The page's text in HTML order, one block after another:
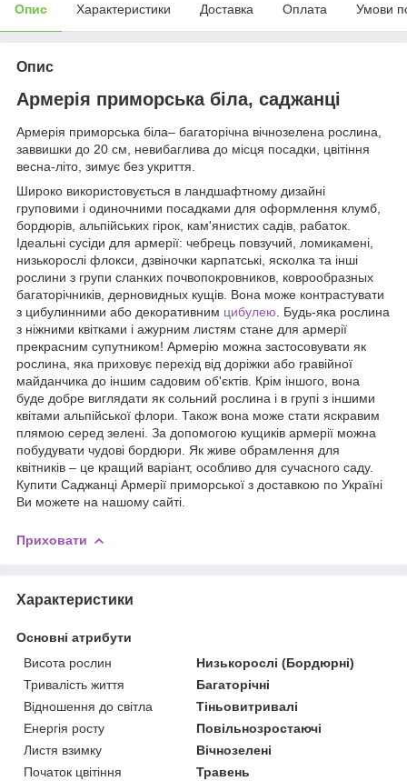
Опис Характеристики Доставка Оплата Умови
Опис
Армерія приморська біла, саджанці
Армерія приморська біла– багаторічна вічнозелена рослина,
заввишки до 20 см, невибаглива до місця посадки, цвітіння
весна-літо, зимує без укриття.
Широко використовується в ландшафтному дизайні
груповими і одиночними посадками для оформлення клумб,
бордюрів, альпійських гірок, кам'янистих садів, рабаток.
Ідеальні сусіди для армерії: чебрець повзучий, ломикамені,
низькорослі флокси, дзвіночки карпатські, ясколка та інші
рослини з групи сланких почвопокровников, коврообразных
багаторічників, дерновидных кущів. Вона може контрастувати
з цибулинними або декоративним цибулею . Будь-яка рослина
з ніжними квітками і ажурним листям стане для армерії
прекрасним супутником! Армерію можна застосовувати як
рослина, яка приховує перехід від доріжки або гравійної
майданчика до іншим садовим об'єктів. Крім іншого, вона
буде добре виглядати як сольний рослина і в групі з іншими
квітами альпійської флори. Також вона може стати яскравим
плямою серед зелені. За допомогою кущиків армерії можна
побудувати чудові бордюри. Як живе обрамлення для
квітників – це кращий варіант, особливо для сучасного саду.
Купити Саджанці Армерії приморської з доставкою по Україні
Ви можете на нашому сайті.
Приховати
Характеристики
Основні атрибути
Висота рослин
Низькорослі (Бордюрні)
Тривалість життя
Багаторічні
Відношення до світла
Тіньовитривалі
Енергія росту
Повільнозростаючі
Листя взимку
Вічнозелені
Початок цвітіння
Травень